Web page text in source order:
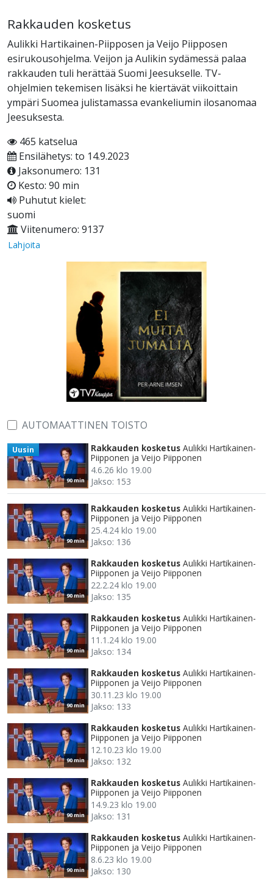
Rakkauden kosketus
Aulikki Hartikainen-Piipposen ja Veijo Piipposen
esirukousohjelma. Veijon ja Aulikin sydämessä palaa
rakkauden tuli herättää Suomi Jeesukselle. TV-
ohjelmien tekemisen lisäksi he kiertävät viikoittain
ympäri Suomea julistamassa evankeliumin ilosanomaa
Jeesuksesta.
465 katselua
Ensilähetys: to 14.9.2023
Jaksonumero: 131
Kesto: 90 min
Puhutut kielet:
suomi
Viitenumero: 9137
Lahjoita
AUTOMAATTINEN TOISTO
90 min
Uusin Rakkauden kosketus Aulikki Hartikainen-
Piipponen ja Veijo Piipponen
4.6.26 klo 19.00
Jakso: 153
90 min
Rakkauden kosketus Aulikki Hartikainen-
Piipponen ja Veijo Piipponen
25.4.24 klo 19.00
Jakso: 136
90 min
Rakkauden kosketus Aulikki Hartikainen-
Piipponen ja Veijo Piipponen
22.2.24 klo 19.00
Jakso: 135
90 min
Rakkauden kosketus Aulikki Hartikainen-
Piipponen ja Veijo Piipponen
11.1.24 klo 19.00
Jakso: 134
90 min
Rakkauden kosketus Aulikki Hartikainen-
Piipponen ja Veijo Piipponen
30.11.23 klo 19.00
Jakso: 133
90 min
Rakkauden kosketus Aulikki Hartikainen-
Piipponen ja Veijo Piipponen
12.10.23 klo 19.00
Jakso: 132
90 min
Rakkauden kosketus Aulikki Hartikainen-
Piipponen ja Veijo Piipponen
14.9.23 klo 19.00
Jakso: 131
90 min
Rakkauden kosketus Aulikki Hartikainen-
Piipponen ja Veijo Piipponen
8.6.23 klo 19.00
Jakso: 130